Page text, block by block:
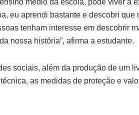
eu aprendi bastante e descobri que
tenham interesse em descobrir
nossa história”, afirma a estudante.
sociais, além da produção de um
as medidas de proteção e